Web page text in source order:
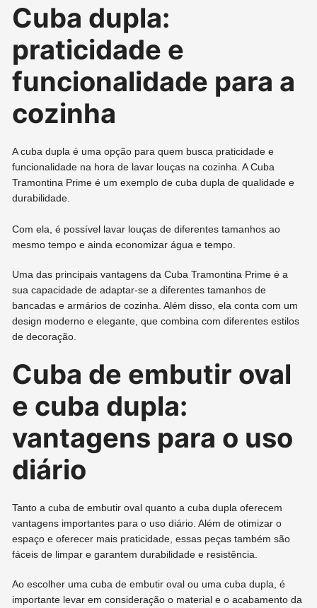
Cuba dupla:
praticidade e
funcionalidade para a
cozinha
A cuba dupla é uma opção para quem busca praticidade e
funcionalidade na hora de lavar louças na cozinha. A Cuba
Tramontina Prime é um exemplo de cuba dupla de qualidade e
durabilidade.
Com ela, é possível lavar louças de diferentes tamanhos ao
mesmo tempo e ainda economizar água e tempo.
Uma das principais vantagens da Cuba Tramontina Prime é a
sua capacidade de adaptar-se a diferentes tamanhos de
bancadas e armários de cozinha. Além disso, ela conta com um
design moderno e elegante, que combina com diferentes estilos
de decoração.
Cuba de embutir oval
e cuba dupla:
vantagens para o uso
diário
Tanto a cuba de embutir oval quanto a cuba dupla oferecem
vantagens importantes para o uso diário. Além de otimizar o
espaço e oferecer mais praticidade, essas peças também são
fáceis de limpar e garantem durabilidade e resistência.
Ao escolher uma cuba de embutir oval ou uma cuba dupla, é
importante levar em consideração o material e o acabamento da